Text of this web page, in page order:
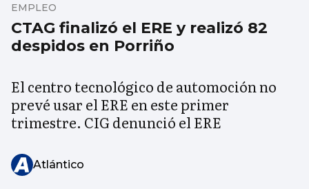
CTAG finalizó el ERE y realizó 82
despidos en Porriño
EMPLEO
El centro tecnológico de automoción no
prevé usar el ERE en este primer
trimestre. CIG denunció el ERE
Atlántico